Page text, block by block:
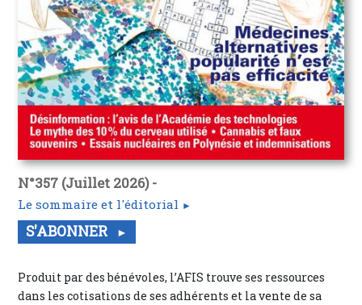
N°357 (Juillet 2026) -
Le sommaire et l'éditorial
S'ABONNER
Produit par des bénévoles, l’AFIS trouve ses ressources
dans les cotisations de ses adhérents et la vente de sa